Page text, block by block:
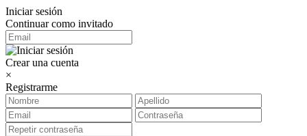
Iniciar sesión
Continuar como invitado
Crear una cuenta
×
Registrarme